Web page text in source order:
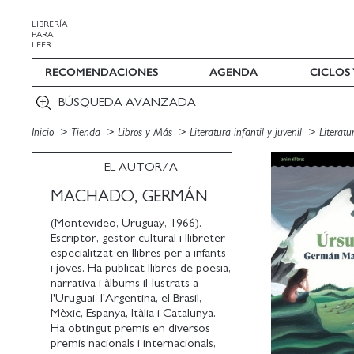
LIBRERÍA
PARA
LEER
RECOMENDACIONES AGENDA CICLOS
BÚSQUEDA AVANZADA
Inicio Tienda Libros y Más Literatura infantil y juvenil
EL AUTOR/A
MACHADO, GERMÁN
(Montevideo, Uruguay, 1966).
Escriptor, gestor cultural i llibreter
especialitzat en llibres per a infants
i joves. Ha publicat llibres de poesia,
narrativa i àlbums il-lustrats a
l'Uruguai, l'Argentina, el Brasil,
Mèxic, Espanya, Itàlia i Catalunya.
Ha obtingut premis en diversos
premis nacionals i internacionals,